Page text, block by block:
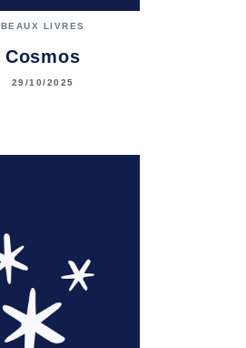
BEAUX LIVRES
Cosmos
29/10/2025